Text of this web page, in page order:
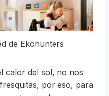
de Ekohunters
calor del sol, no nos
por eso, para